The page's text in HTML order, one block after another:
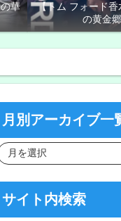
華
【トム フォード
の黄金
月別アーカイブ一
サイト内検索